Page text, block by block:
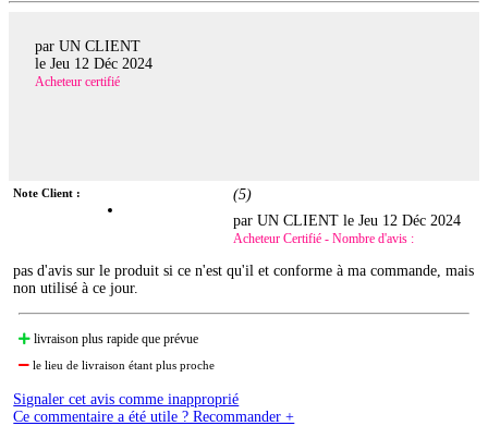
par UN CLIENT
le Jeu 12 Déc 2024
Acheteur certifié
Note Client : (5)
par UN CLIENT leJeu 12 Déc 2024
Acheteur Certifié - Nombre d'avis :
pas d'avis sur le produit si ce n'est qu'il et conforme à ma commande, mais
non utilisé à ce jour.
livraison plus rapide que prévue
le lieu de livraison étant plus proche
Signaler cet avis comme inapproprié
Ce commentaire a été utile ? Recommander +